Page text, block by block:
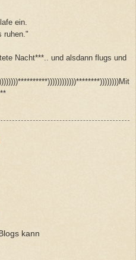
ein.
ruhen."
Nacht***.. und alsdann flugs und
kann